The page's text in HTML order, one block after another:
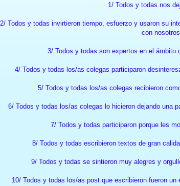
1/ Todos y todas nos
2/ Todos y todas invirtieron tiempo, esfuerzo y usaron su
con
3/ Todos y todas son expertos en el ámbito
4/ Todos y todas los/as colegas participaron
5/ Todos y todas los/as colegas recibieron
6/ Todos y todas los/as colegas lo hicieron dejando una
7/ Todos y todas participaron porque les
8/ Todos y todas escribieron textos de gran
9/ Todos y todas se sintieron muy alegres y
10/ Todos y todas los/as post que escribieron fueron